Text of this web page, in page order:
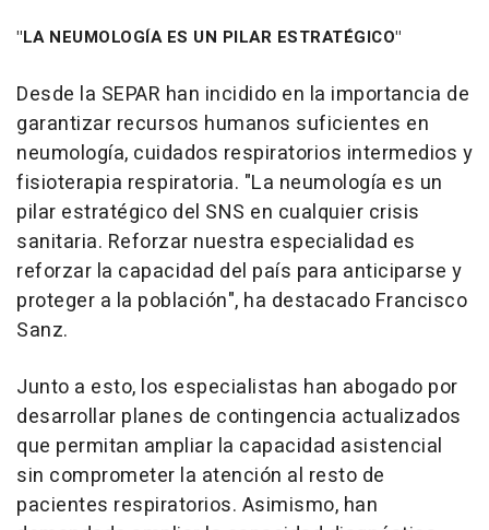
"LA NEUMOLOGÍA ES UN PILAR ESTRATÉGICO"
Desde la SEPAR han incidido en la importancia de
garantizar recursos humanos suficientes en
neumología, cuidados respiratorios intermedios y
fisioterapia respiratoria. "La neumología es un
pilar estratégico del SNS en cualquier crisis
sanitaria. Reforzar nuestra especialidad es
reforzar la capacidad del país para anticiparse y
proteger a la población", ha destacado Francisco
Sanz.
Junto a esto, los especialistas han abogado por
desarrollar planes de contingencia actualizados
que permitan ampliar la capacidad asistencial
sin comprometer la atención al resto de
pacientes respiratorios. Asimismo, han